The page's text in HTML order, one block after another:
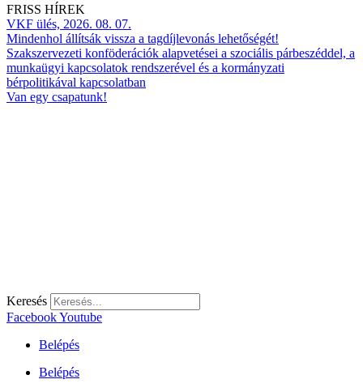
FRISS HÍREK
VKF ülés, 2026. 08. 07.
Mindenhol állítsák vissza a tagdíjlevonás lehetőségét!
Szakszervezeti konföderációk alapvetései a szociális párbeszéddel, a
munkaügyi kapcsolatok rendszerével és a kormányzati
bérpolitikával kapcsolatban
Van egy csapatunk!
Keresés
FacebookYoutube
Belépés
Belépés